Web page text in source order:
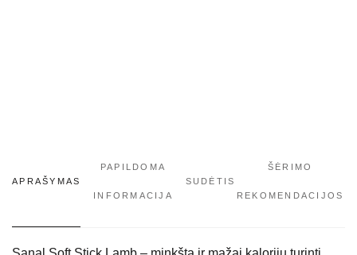
APRAŠYMAS
PAPILDOMA
INFORMACIJA
SUDĖTIS
ŠĖRIMO
REKOMENDACIJOS